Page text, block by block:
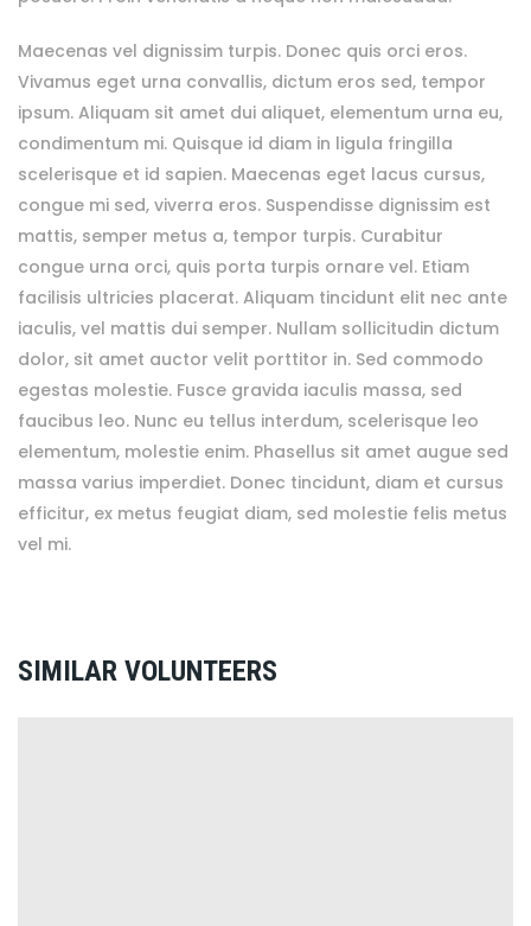
Maecenas vel dignissim turpis. Donec quis orci eros.
Vivamus eget urna convallis, dictum eros sed, tempor
ipsum. Aliquam sit amet dui aliquet, elementum urna eu,
condimentum mi. Quisque id diam in ligula fringilla
scelerisque et id sapien. Maecenas eget lacus cursus,
congue mi sed, viverra eros. Suspendisse dignissim est
mattis, semper metus a, tempor turpis. Curabitur
congue urna orci, quis porta turpis ornare vel. Etiam
facilisis ultricies placerat. Aliquam tincidunt elit nec ante
iaculis, vel mattis dui semper. Nullam sollicitudin dictum
dolor, sit amet auctor velit porttitor in. Sed commodo
egestas molestie. Fusce gravida iaculis massa, sed
faucibus leo. Nunc eu tellus interdum, scelerisque leo
elementum, molestie enim. Phasellus sit amet augue sed
massa varius imperdiet. Donec tincidunt, diam et cursus
efficitur, ex metus feugiat diam, sed molestie felis metus
vel mi.
SIMILAR VOLUNTEERS